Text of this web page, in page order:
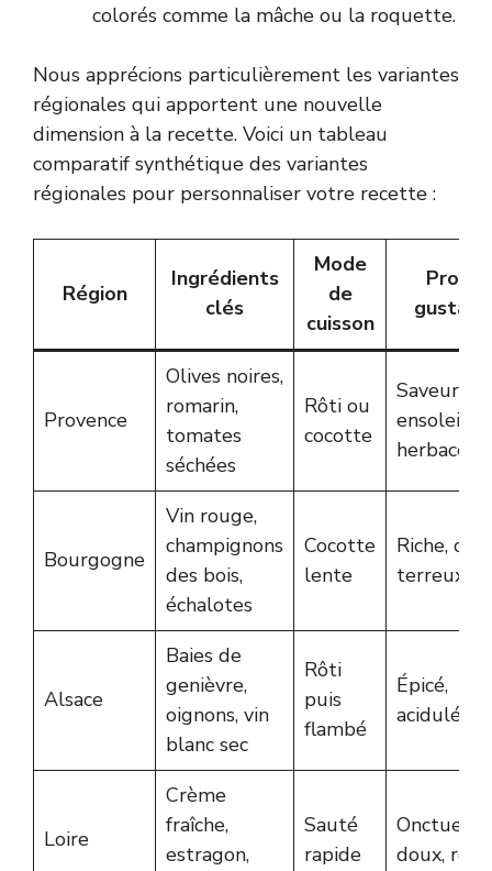
colorés comme la mâche ou la roquette.
Nous apprécions particulièrement les variantes
régionales qui apportent une nouvelle
dimension à la recette. Voici un tableau
comparatif synthétique des variantes
régionales pour personnaliser votre recette :
Région
Ingrédients
clés
Mode
de
cuisson
Profil
gustatif
Provence
Olives noires,
romarin,
tomates
séchées
Rôti ou
cocotte
Saveurs
herbacées
Bourgogne
Vin rouge,
champignons
des bois,
échalotes
Cocotte
lente
Riche,
terreux
Alsace
Baies de
genièvre,
oignons, vin
blanc sec
Rôti
puis
flambé
Épicé,
acidulé
Loire
Crème
fraîche,
estragon,
Sauté
rapide
Onctueux,
doux,